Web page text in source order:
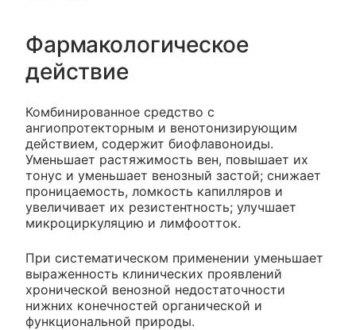
Фармакологическое
действие
Комбинированное средство с
ангиопротекторным и венотонизирующим
действием, содержит биофлавоноиды.
Уменьшает растяжимость вен, повышает их
тонус и уменьшает венозный застой; снижает
проницаемость, ломкость капилляров и
увеличивает их резистентность; улучшает
микроциркуляцию и лимфоотток.
При систематическом применении уменьшает
выраженность клинических проявлений
хронической венозной недостаточности
нижних конечностей органической и
функциональной природы.